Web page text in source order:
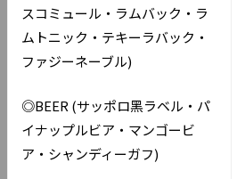
スコミュール・ラムバック・ラ
ムトニック・テキーラバック・
ファジーネーブル)
◎BEER (サッポロ⿊ラベル・パ
イナップルビア・マンゴービ
ア・シャンディーガフ)